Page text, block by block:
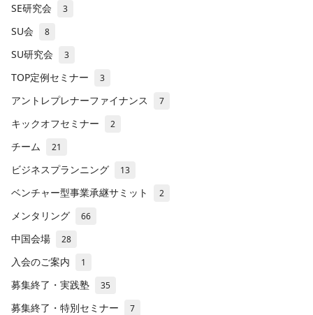
SE研究会 3
SU会 8
SU研究会 3
TOP定例セミナー 3
アントレプレナーファイナンス 7
キックオフセミナー 2
チーム 21
ビジネスプランニング 13
ベンチャー型事業承継サミット 2
メンタリング 66
中国会場 28
入会のご案内 1
募集終了・実践塾 35
募集終了・特別セミナー 7